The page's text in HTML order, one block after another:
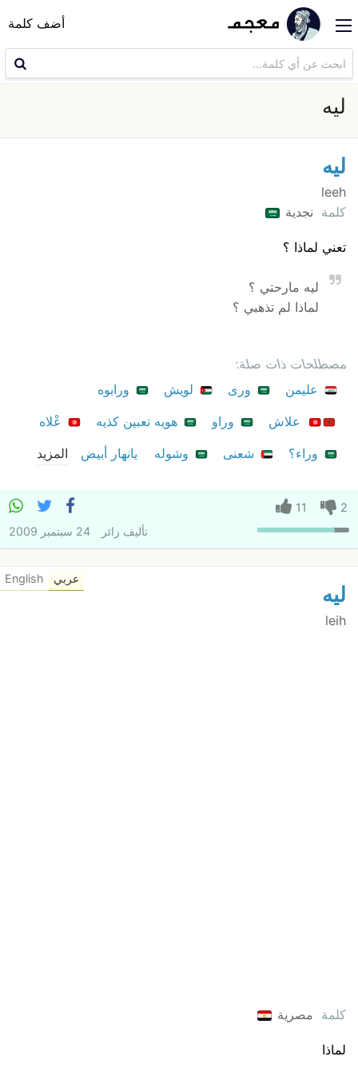
أضف كلمة
ليه
ليه
leeh
كلمة نجدية
تعني لماذا ؟
ليه مارحتي ؟
لماذا لم تذهبي ؟
مصطلحات ذات صلة:
عليمن
ورى لويش
ورابوه
علاش
وراو هويه تعبين كذيه
عْلاه
وراء؟
شعنى وشوله يانهار أبيض المزيد
2
11
تأليف زائر 24 سبتمبر 2009
ليه
leih
كلمة مصرية
لماذا
عربي English